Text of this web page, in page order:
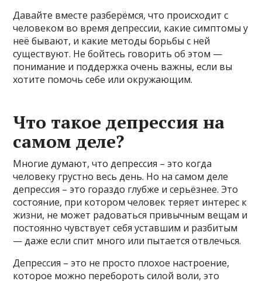
Давайте вместе разберёмся, что происходит с
человеком во время депрессии, какие симптомы у
неё бывают, и какие методы борьбы с ней
существуют. Не бойтесь говорить об этом —
понимание и поддержка очень важны, если вы
хотите помочь себе или окружающим.
Что такое депрессия на
самом деле?
Многие думают, что депрессия – это когда
человеку грустно весь день. Но на самом деле
депрессия – это гораздо глубже и серьёзнее. Это
состояние, при котором человек теряет интерес к
жизни, не может радоваться привычным вещам и
постоянно чувствует себя уставшим и разбитым
— даже если спит много или пытается отвлечься.
Депрессия – это не просто плохое настроение,
которое можно перебороть силой воли, это